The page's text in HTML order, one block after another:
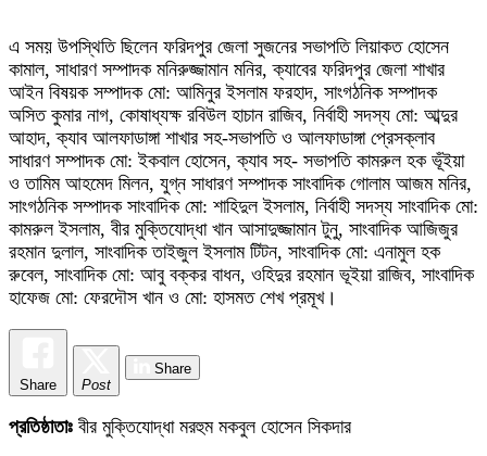
এ সময় উপস্থিতি ছিলেন ফরিদপুর জেলা সুজনের সভাপতি লিয়াকত হোসেন
কামাল, সাধারণ সম্পাদক মনিরুজ্জামান মনির, ক্যাবের ফরিদপুর জেলা শাখার
আইন বিষয়ক সম্পাদক মো: আমিনুর ইসলাম ফরহাদ, সাংগঠনিক সম্পাদক
অসিত কুমার নাগ, কোষাধ্যক্ষ রবিউল হাচান রাজিব, নির্বাহী সদস্য মো: আব্দুর
আহাদ, ক্যাব আলফাডাঙ্গা শাখার সহ-সভাপতি ও আলফাডাঙ্গা প্রেসক্লাব
সাধারণ সম্পাদক মো: ইকবাল হোসেন, ক্যাব সহ- সভাপতি কামরুল হক ভূঁইয়া
ও তামিম আহমেদ মিলন, যুগ্ন সাধারণ সম্পাদক সাংবাদিক গোলাম আজম মনির,
সাংগঠনিক সম্পাদক সাংবাদিক মো: শাহিদুল ইসলাম, নির্বাহী সদস্য সাংবাদিক মো:
কামরুল ইসলাম, বীর মুক্তিযোদ্ধা খান আসাদুজ্জামান টুনু, সাংবাদিক আজিজুর
রহমান দুলাল, সাংবাদিক তাইজুল ইসলাম টিটন, সাংবাদিক মো: এনামুল হক
রুবেল, সাংবাদিক মো: আবু বক্কর বাধন, ওহিদুর রহমান ভূইয়া রাজিব, সাংবাদিক
হাফেজ মো: ফেরদৌস খান ও মো: হাসমত শেখ প্রমূখ।
Share Post
Share
প্রতিষ্ঠাতাঃ বীর মুক্তিযোদ্ধা মরহুম মকবুল হোসেন সিকদার